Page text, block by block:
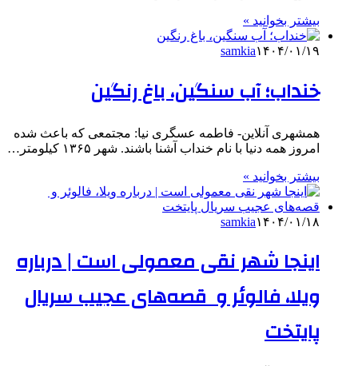
بیشتر بخوانید »
samkia۱۴۰۴/۰۱/۱۹
خنداب؛ آب سنگین، باغ رنگین
همشهری آنلاین- فاطمه عسگری نیا: مجتمعی که باعث شده
امروز همه دنیا با نام خنداب آشنا باشند. شهر ۱۳۶۵ کیلومتر…
بیشتر بخوانید »
samkia۱۴۰۴/۰۱/۱۸
اینجا شهر نقی معمولی است | درباره
ویلا، فالوئر و قصه‌های عجیب سریال
پایتخت